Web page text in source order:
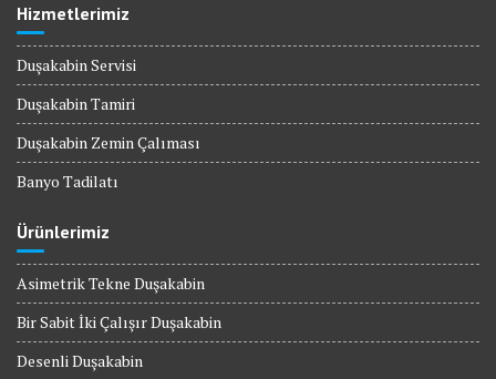
Hizmetlerimiz
Duşakabin Servisi
Duşakabin Tamiri
Duşakabin Zemin Çalıması
Banyo Tadilatı
Ürünlerimiz
Asimetrik Tekne Duşakabin
Bir Sabit İki Çalışır Duşakabin
Desenli Duşakabin